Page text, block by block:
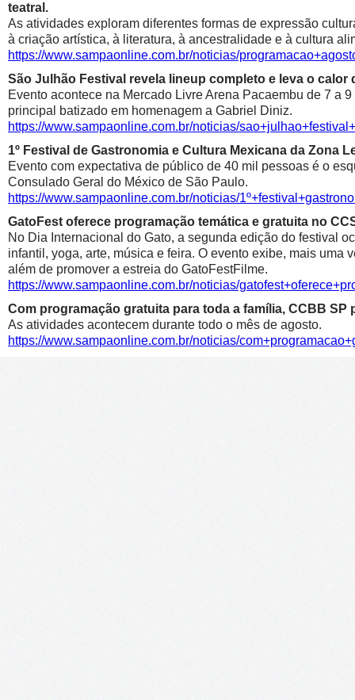
teatral.
As atividades exploram diferentes formas de expressão
à criação artística, à literatura, à ancestralidade e à cultura
https://www.sampaonline.com.br/noticias/
São Julhão Festival revela lineup completo e leva o calor
Evento acontece na Mercado Livre Arena Pacaembu de 7 a
principal batizado em homenagem a Gabriel Diniz.
https://www.sampaonline.com.br/noticias/
1º Festival de Gastronomia e Cultura Mexicana da Zona
Evento com expectativa de público de 40 mil pessoas é o
Consulado Geral do México de São Paulo.
https://www.sampaonline.com.br/noticias/
GatoFest oferece programação temática e gratuita no
No Dia Internacional do Gato, a segunda edição do festival
infantil, yoga, arte, música e feira. O evento exibe, mais
além de promover a estreia do GatoFestFilme.
https://www.sampaonline.com.br/noticias/
Com programação gratuita para toda a família, CCBB
As atividades acontecem durante todo o mês de agosto.
https://www.sampaonline.com.br/noticias/